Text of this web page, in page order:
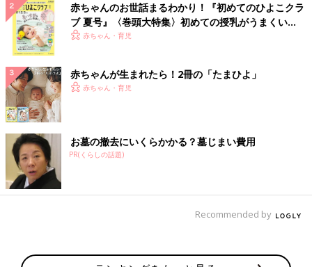
赤ちゃんのお世話まるわかり！『初めてのひよこクラ
ブ 夏号』〈巻頭大特集〉初めての授乳がうまくい
く！ おっぱい・ミルクの基本と夏のトラブル 解決テ
赤ちゃん・育児
赤ちゃんが生まれたら！2冊の「たまひよ」
赤ちゃん・育児
お墓の撤去にいくらかかる？墓じまい費用
PR(くらしの話題)
Recommended by